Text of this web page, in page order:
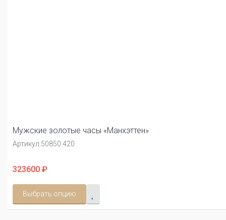
Мужские золотые часы «Манхэттен»
Артикул:50850.420
323600 ₽
Выбрать опцию